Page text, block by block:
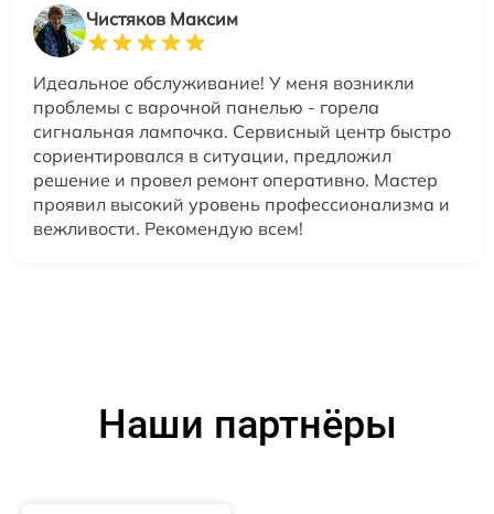
Чистяков Максим
Идеальное обслуживание! У меня возникли
проблемы с варочной панелью - горела
сигнальная лампочка. Сервисный центр быстро
сориентировался в ситуации, предложил
решение и провел ремонт оперативно. Мастер
проявил высокий уровень профессионализма и
вежливости. Рекомендую всем!
Наши партнёры